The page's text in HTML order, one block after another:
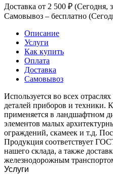
Доставка от 2 500 ₽ (Сегодня,
Самовывоз – бесплатно
Описание
Услуги
Как купить
Оплата
Доставка
Самовывоз
Используется во всех
деталей приборов и техники.
применяется в ландшафтном
элементов малых
ограждений, скамеек и т.д.
Продукция соответствует
нашего склада, а также
железнодорожным
Услуги